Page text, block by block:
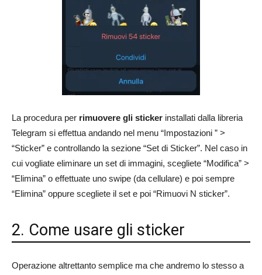
La procedura per rimuovere gli sticker installati dalla libreria
Telegram si effettua andando nel menu “Impostazioni ” >
“Sticker” e controllando la sezione “Set di Sticker”. Nel caso in
cui vogliate eliminare un set di immagini, scegliete “Modifica” >
“Elimina” o effettuate uno swipe (da cellulare) e poi sempre
“Elimina” oppure scegliete il set e poi “Rimuovi N sticker”.
2. Come usare gli sticker
Operazione altrettanto semplice ma che andremo lo stesso a